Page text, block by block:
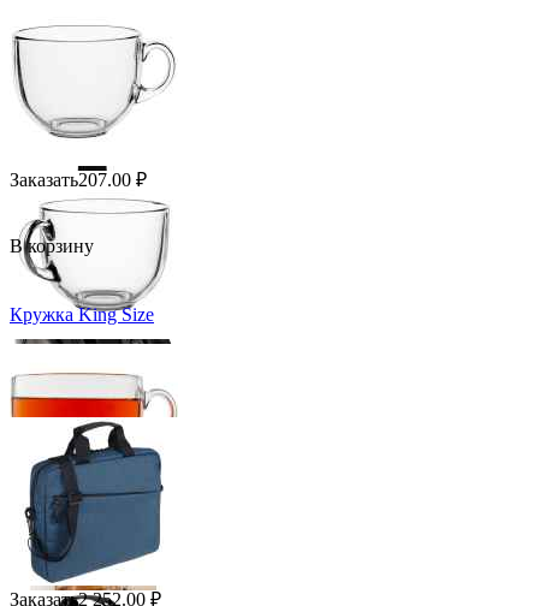
Заказать207.00 ₽
В корзину
Кружка King Size
Заказать2 252.00 ₽